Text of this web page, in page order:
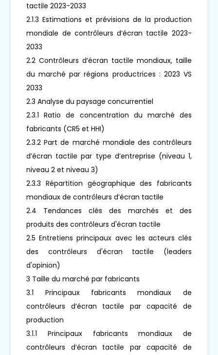
tactile 2023-2033
2.1.3 Estimations et prévisions de la production
mondiale de contrôleurs d’écran tactile 2023-
2033
2.2 Contrôleurs d’écran tactile mondiaux, taille
du marché par régions productrices : 2023 VS
2033
2.3 Analyse du paysage concurrentiel
2.3.1 Ratio de concentration du marché des
fabricants (CR5 et HHI)
2.3.2 Part de marché mondiale des contrôleurs
d’écran tactile par type d’entreprise (niveau 1,
niveau 2 et niveau 3)
2.3.3 Répartition géographique des fabricants
mondiaux de contrôleurs d’écran tactile
2.4 Tendances clés des marchés et des
produits des contrôleurs d'écran tactile
2.5 Entretiens principaux avec les acteurs clés
des contrôleurs d'écran tactile (leaders
d'opinion)
3 Taille du marché par fabricants
3.1 Principaux fabricants mondiaux de
contrôleurs d’écran tactile par capacité de
production
3.1.1 Principaux fabricants mondiaux de
contrôleurs d’écran tactile par capacité de